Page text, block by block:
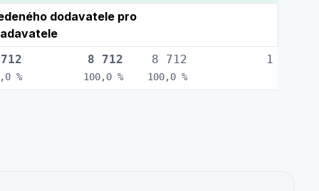
dodavatele pro
%
8 712
100,0 %
8 712
100,0 %
1